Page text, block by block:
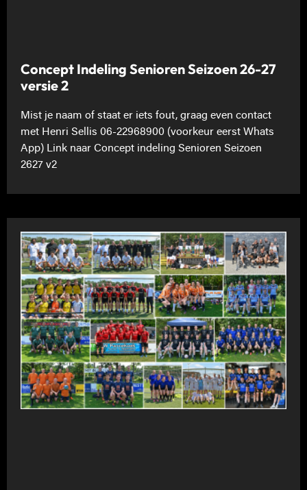
Concept Indeling Senioren Seizoen 26-27
versie 2
Mist je naam of staat er iets fout, graag even contact
met Henri Sellis 06-22968900 (voorkeur eerst Whats
App) Link naar Concept indeling Senioren Seizoen
2627 v2